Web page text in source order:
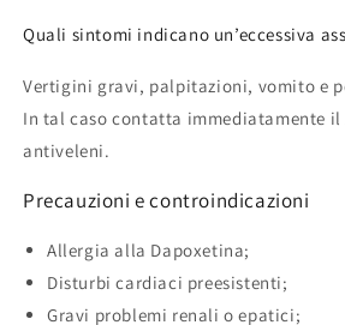
Quali sintomi indicano un’eccessiva
Vertigini gravi, palpitazioni, vomito e
In tal caso contatta immediatamente il
antiveleni.
Precauzioni e controindicazioni
Allergia alla Dapoxetina;
Disturbi cardiaci preesistenti;
Gravi problemi renali o epatici;